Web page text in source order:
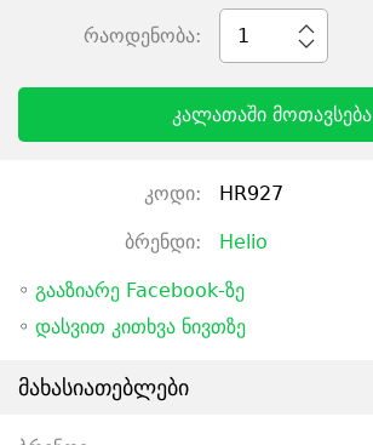
რაოდენობა: 1
კალათაში მოთავსება
კოდი: HR927
ბრენდი: Helio
◦ გააზიარე Facebook-ზე
◦ დასვით კითხვა ნივთზე
მახასიათებლები